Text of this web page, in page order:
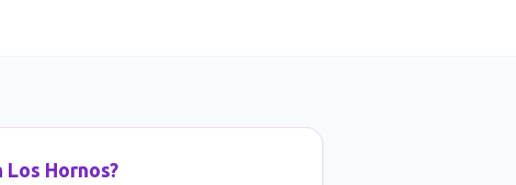
Los Hornos?